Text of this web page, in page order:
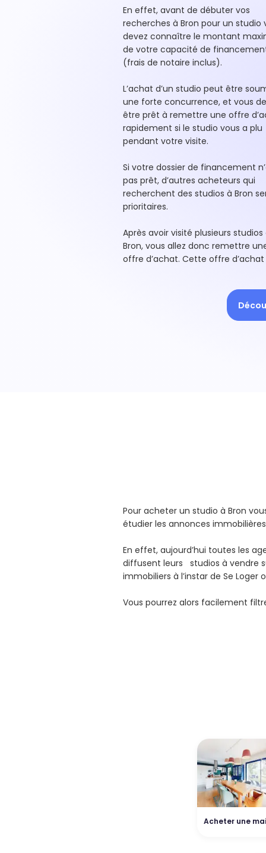
En effet, avant de débuter vos
recherches à Bron pour un studio
devez connaître le montant
de votre capacité de
(frais de notaire inclus).
L’achat d’un studio peut être
une forte concurrence, et vous
être prêt à remettre une offre
rapidement si le studio vous a plu
pendant votre visite.
Si votre dossier de financement
pas prêt, d’autres acheteurs qui
recherchent des studios à Bron
prioritaires.
Après avoir visité plusieurs studios
Bron, vous allez donc remettre
offre d’achat. Cette offre
Pour acheter un studio à Bron
étudier les annonces
En effet, aujourd’hui toutes les
diffusent leurs studios à vendre
immobiliers à l’instar de Se Loger
Vous pourrez alors facilement
Acheter une